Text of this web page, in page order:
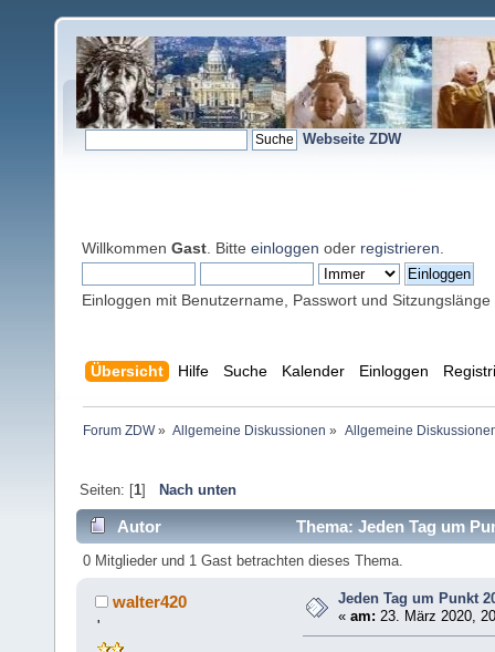
Webseite ZDW
Willkommen Gast . Bitte einloggen oder registrieren
Einloggen mit Benutzername, Passwort und Sitzungslänge
Übersicht Hilfe Suche Kalender Einloggen
Forum ZDW» Allgemeine Diskussionen » Allgemeine
Seiten: [1] Nach unten
Autor Thema: Jeden Tag um
0 Mitglieder und 1 Gast betrachten dieses Thema.
walter420
'
Jeden Tag um Punkt
«am: 23. März 2020,